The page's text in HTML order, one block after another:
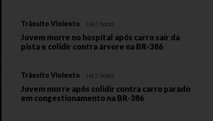
Trânsito Violento Há 2 horas
Jovem morre no hospital após carro sair da
pista e colidir contra árvore na BR-386
Trânsito Violento Há 2 horas
Jovem morre após colidir contra carro parado
em congestionamento na BR-386